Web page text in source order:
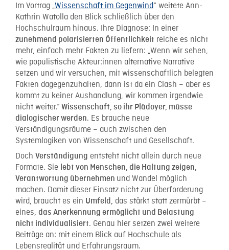
Im Vortrag „Wissenschaft im Gegenwind“ weitete Ann-
Kathrin Watolla den Blick schließlich über den
Hochschulraum hinaus. Ihre Diagnose: In einer
zunehmend polarisierten Öffentlichkeit reiche es nicht
mehr, einfach mehr Fakten zu liefern: „Wenn wir sehen,
wie populistische Akteur:innen alternative Narrative
setzen und wir versuchen, mit wissenschaftlich belegten
Fakten dagegenzuhalten, dann ist da ein Clash – aber es
kommt zu keiner Aushandlung, wir kommen irgendwie
nicht weiter.“ Wissenschaft, so ihr Plädoyer, müsse
dialogischer werden. Es brauche neue
Verständigungsräume – auch zwischen den
Systemlogiken von Wissenschaft und Gesellschaft.
Doch Verständigung entsteht nicht allein durch neue
Formate. Sie lebt von Menschen, die Haltung zeigen,
Verantwortung übernehmen und Wandel möglich
machen. Damit dieser Einsatz nicht zur Überforderung
wird, braucht es ein Umfeld, das stärkt statt zermürbt –
eines, das Anerkennung ermöglicht und Belastung
nicht individualisiert. Genau hier setzen zwei weitere
Beiträge an: mit einem Blick auf Hochschule als
Lebensrealität und Erfahrungsraum.